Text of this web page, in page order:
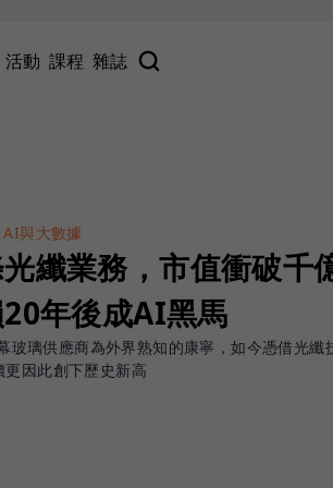
活動 課程 雜誌
AI與大數據
纖業務，市值衝破千
年後成AI黑馬
玻璃供應商為外界熟知的康寧，如今憑借光纖
更因此創下歷史新高